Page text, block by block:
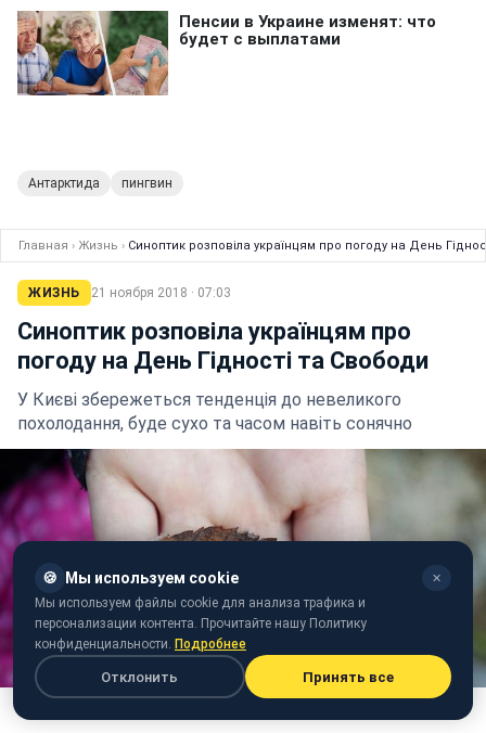
Антарктида пингвин
Главная › Жизнь › Синоптик розповіла українцям про погоду на День
ЖИЗНЬ 21 ноября 2018 · 07:03
Синоптик розповіла українцям про
погоду на День Гідності та Свободи
У Києві збережеться тенденція до невеликого
похолодання, буде сухо та часом навіть сонячно
🍪 Мы используем cookie ✕
Мы используем файлы cookie для анализа трафика и
персонализации контента. Прочитайте нашу Политику
конфиденциальности. Подробнее
Отклонить Принять все